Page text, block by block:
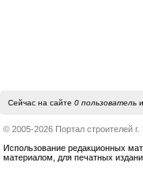
Сейчас на сайте 0 пользовательи
© 2005-2026 Портал строителей
Использование редакционных
материалом, для печатных